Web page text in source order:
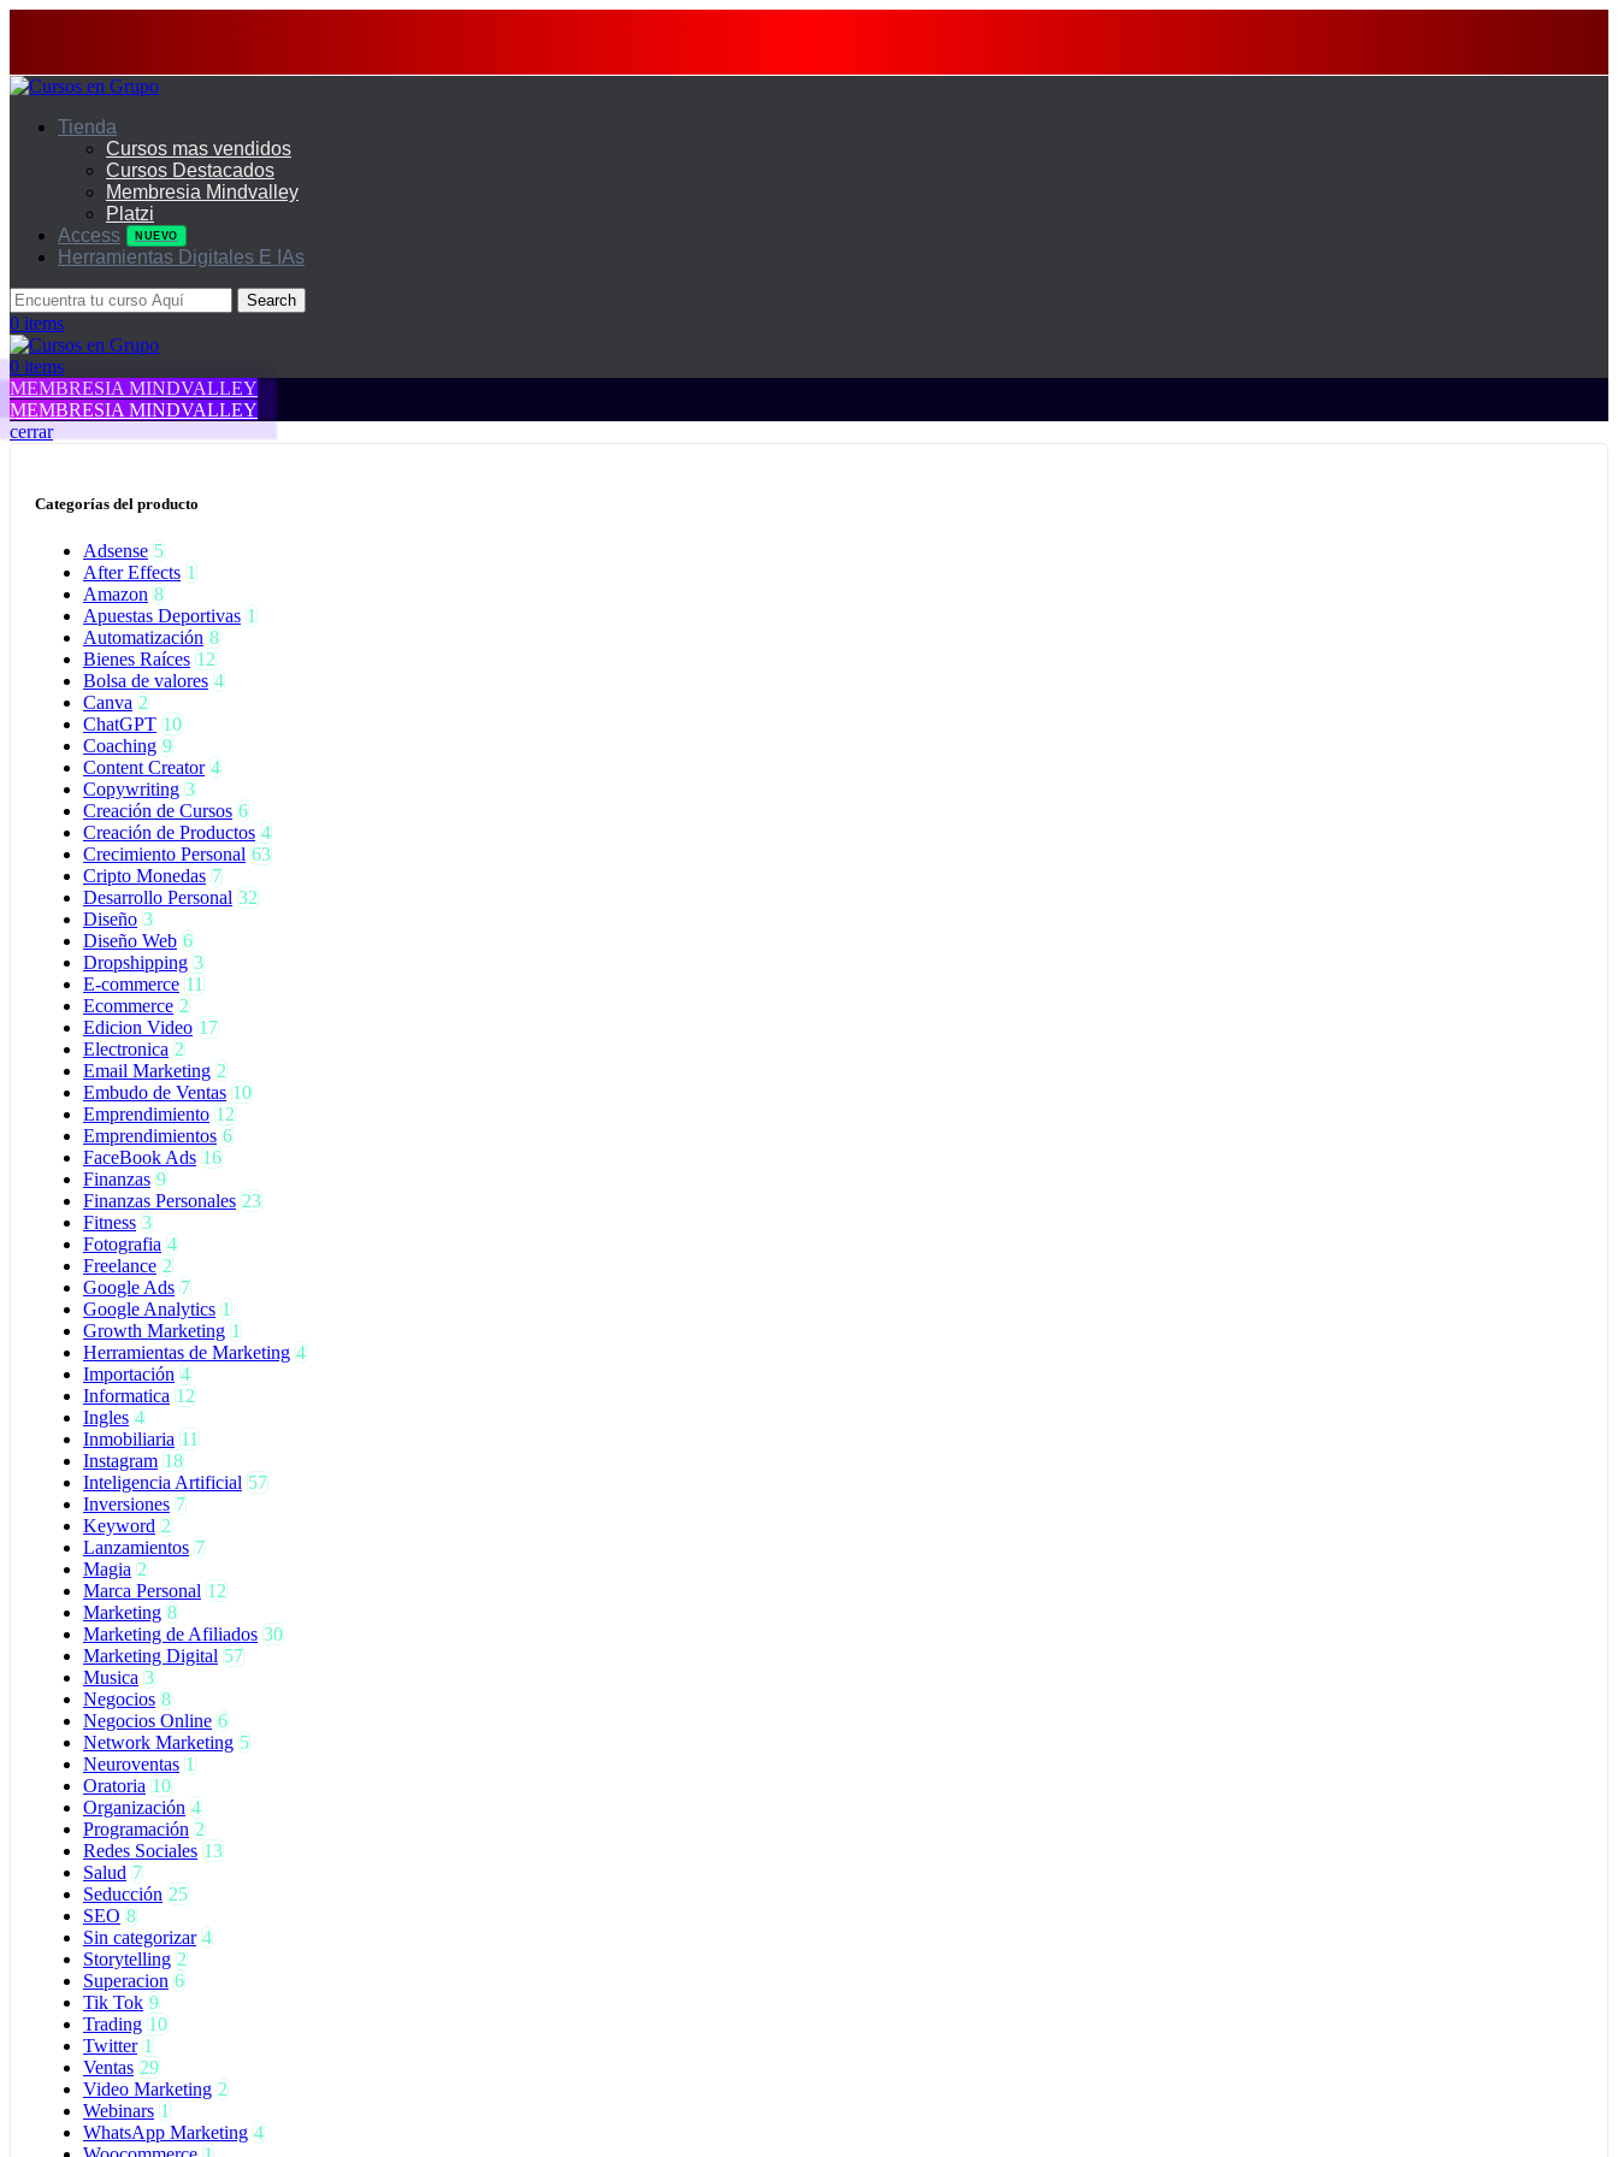
Tienda
Cursos mas vendidos
Cursos Destacados
Membresia Mindvalley
Platzi
Access
NUEVO
Herramientas Digitales E IAs
Search
0 items
0 items
MEMBRESIA MINDVALLEY
MEMBRESIA MINDVALLEY
cerrar
Categorías del producto
Adsense 5
After Effects 1
Amazon 8
Apuestas Deportivas 1
Automatización 8
Bienes Raíces 12
Bolsa de valores 4
Canva 2
ChatGPT 10
Coaching 9
Content Creator 4
Copywriting 3
Creación de Cursos 6
Creación de Productos 4
Crecimiento Personal 63
Cripto Monedas 7
Desarrollo Personal 32
Diseño 3
Diseño Web 6
Dropshipping 3
E-commerce 11
Ecommerce 2
Edicion Video 17
Electronica 2
Email Marketing 2
Embudo de Ventas 10
Emprendimiento 12
Emprendimientos 6
FaceBook Ads 16
Finanzas 9
Finanzas Personales 23
Fitness 3
Fotografia 4
Freelance 2
Google Ads 7
Google Analytics 1
Growth Marketing 1
Herramientas de Marketing 4
Importación 4
Informatica 12
Ingles 4
Inmobiliaria 11
Instagram 18
Inteligencia Artificial 57
Inversiones 7
Keyword 2
Lanzamientos 7
Magia 2
Marca Personal 12
Marketing 8
Marketing de Afiliados 30
Marketing Digital 57
Musica 3
Negocios 8
Negocios Online 6
Network Marketing 5
Neuroventas 1
Oratoria 10
Organización 4
Programación 2
Redes Sociales 13
Salud 7
Seducción 25
SEO 8
Sin categorizar 4
Storytelling 2
Superacion 6
Tik Tok 9
Trading 10
Twitter 1
Ventas 29
Video Marketing 2
Webinars 1
WhatsApp Marketing 4